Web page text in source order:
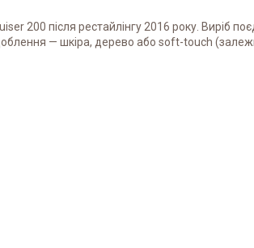
200 після рестайлінгу 2016 року. Виріб
— шкіра, дерево або soft-touch